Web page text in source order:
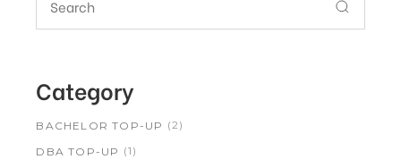
Category
BACHELOR TOP-UP (2)
DBA TOP-UP (1)